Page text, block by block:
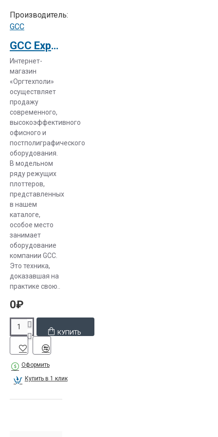
для режущих
плоттеров
простое и
доступное.
Можно
создавать
макеты в
специальных
программах
обработки
векторных
рисунков –
Adobe
Illustrator и
CorelDraw.
Плоттер
также дает
возможность
воспользоваться
готовыми
клипартами.
Принцип
работы
В первую
очередь
необходимо
загрузить
выбранное
изображение
в программу
каттера. Затем
заправить
Производитель:
GCC
GCC Expert 24 LX
Интернет-
магазин
«Оргтехполи»
осуществляет
продажу
современного,
высокоэффективного
офисного и
постполиграфического
оборудования.
В модельном
ряду режущих
плоттеров,
представленных
в нашем
каталоге,
особое место
занимает
оборудование
компании GCC.
Это техника,
доказавшая на
практике свою..
0₽
КУПИТЬ
Оформить
Купить в 1 клик